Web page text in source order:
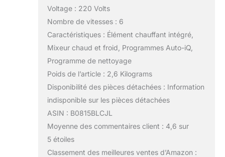
Voltage : 220 Volts
Nombre de vitesses : 6
Caractéristiques : Élément chauffant intégré,
Mixeur chaud et froid, Programmes Auto-iQ,
Programme de nettoyage
Poids de l’article : 2,6 Kilograms
Disponibilité des pièces détachées : Information
indisponible sur les pièces détachées
ASIN : B0815BLCJL
Moyenne des commentaires client : 4,6 sur
5 étoiles
Classement des meilleures ventes d’Amazon :